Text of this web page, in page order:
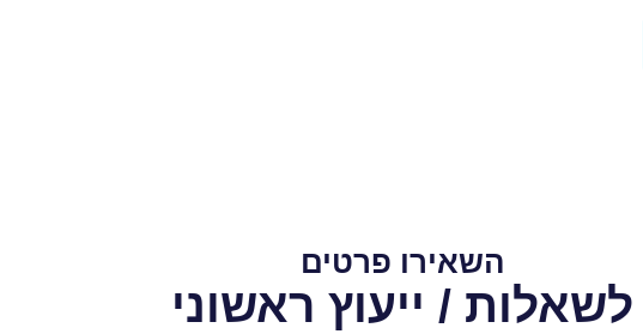
השאירו פרטים
לשאלות / ייעוץ ראשוני